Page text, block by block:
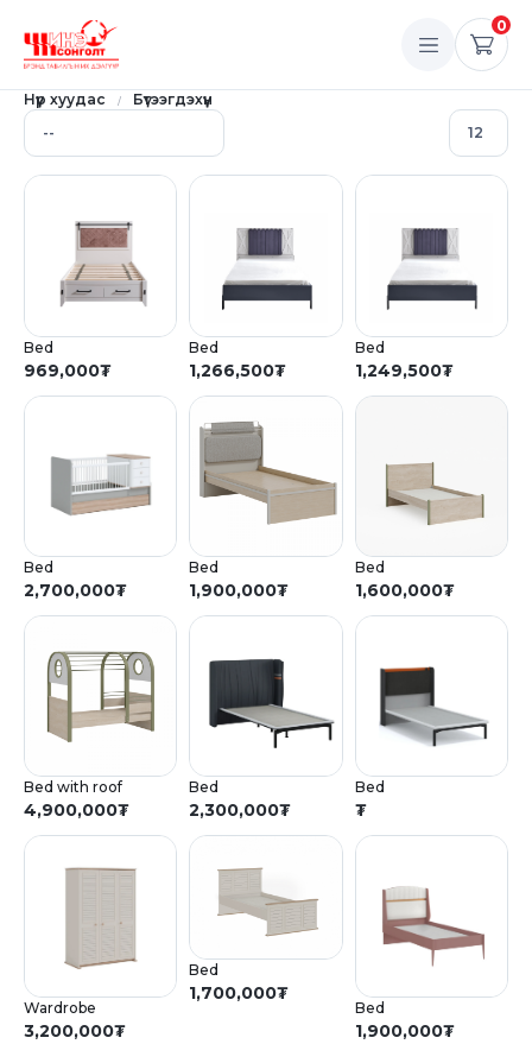
0
Нүүр хуудас Бүтээгдэхүүн
Bed
969,000₮
Bed
1,266,500₮
Bed
1,249,500₮
Bed
2,700,000₮
Bed
1,900,000₮
Bed
1,600,000₮
Bed with roof
4,900,000₮
Bed
2,300,000₮
Bed
₮
Wardrobe
3,200,000₮
Bed
1,700,000₮
Bed
1,900,000₮